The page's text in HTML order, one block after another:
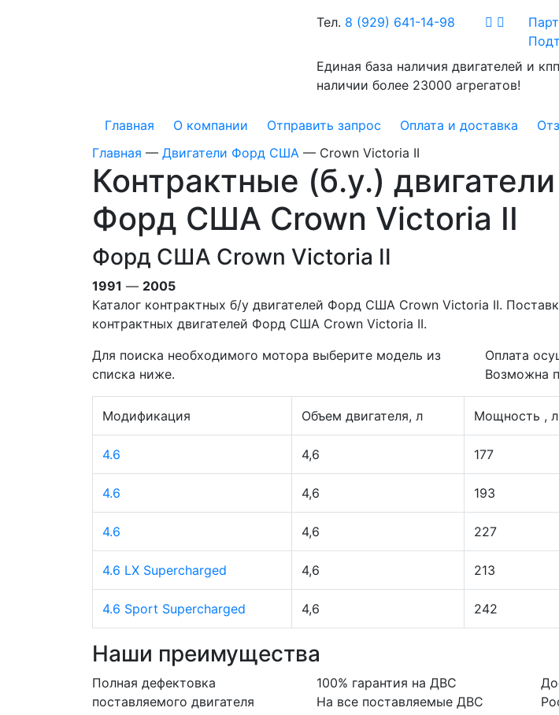
Тел. 8 (929) 641-14-98
Единая база наличия двигателей и
наличии более 23000 агрегатов!
Главная О компании Отправить запрос Оплата и доставка
Главная — Двигатели Форд США — Crown Victoria II
Контрактные (б.у.) двигатели
Форд США Crown Victoria II
Форд США Crown Victoria II
1991 — 2005
Каталог контрактных б/у двигателей Форд США Crown Victoria II.
контрактных двигателей Форд США Crown Victoria II.
Оплата
Возможна
Для поиска необходимого мотора выберите модель из
списка ниже.
Модификация Объем двигателя, л Мощность ,
4.6 4,6 177
4.6 4,6 193
4.6 4,6 227
4.6 LX Supercharged 4,6 213
4.6 Sport Supercharged 4,6 242
Наши преимущества
Полная дефектовка
поставляемого двигателя
100% гарантия на ДВС
На все поставляемые ДВС